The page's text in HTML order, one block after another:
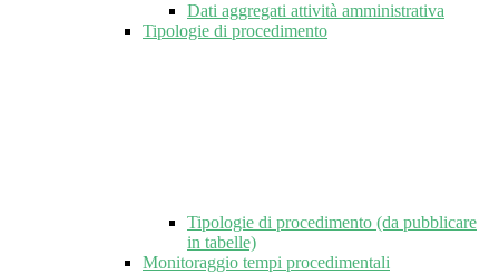
Dati aggregati attività amministrativa
Tipologie di procedimento
Tipologie di procedimento (da pubblicare
in tabelle)
Monitoraggio tempi procedimentali